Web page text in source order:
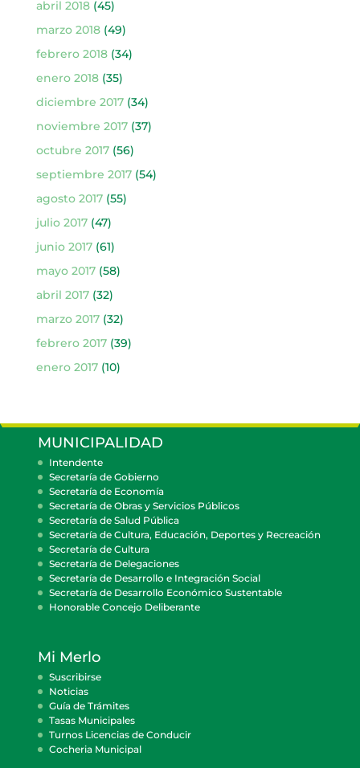
abril 2018(45)
marzo 2018(49)
febrero 2018(34)
enero 2018(35)
diciembre 2017(34)
noviembre 2017(37)
octubre 2017(56)
septiembre 2017(54)
agosto 2017(55)
julio 2017(47)
junio 2017(61)
mayo 2017(58)
abril 2017(32)
marzo 2017(32)
febrero 2017(39)
enero 2017(10)
MUNICIPALIDAD
Intendente
Secretaría de Gobierno
Secretaría de Economía
Secretaría de Obras y Servicios Públicos
Secretaría de Salud Pública
Secretaría de Cultura, Educación, Deportes y Recreación
Secretaría de Cultura
Secretaría de Delegaciones
Secretaría de Desarrollo e Integración Social
Secretaría de Desarrollo Económico Sustentable
Honorable Concejo Deliberante
Mi Merlo
Suscribirse
Noticias
Guía de Trámites
Tasas Municipales
Turnos Licencias de Conducir
Cocheria Municipal